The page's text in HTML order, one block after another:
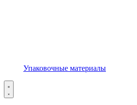
Упаковочные материалы